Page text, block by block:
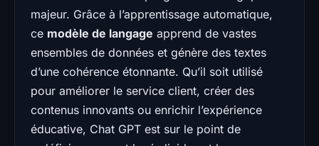
majeur. Grâce à l’apprentissage automatique,
ce modèle de langage apprend de vastes
ensembles de données et génère des textes
d’une cohérence étonnante. Qu’il soit utilisé
pour améliorer le service client, créer des
contenus innovants ou enrichir l’expérience
éducative, Chat GPT est sur le point de